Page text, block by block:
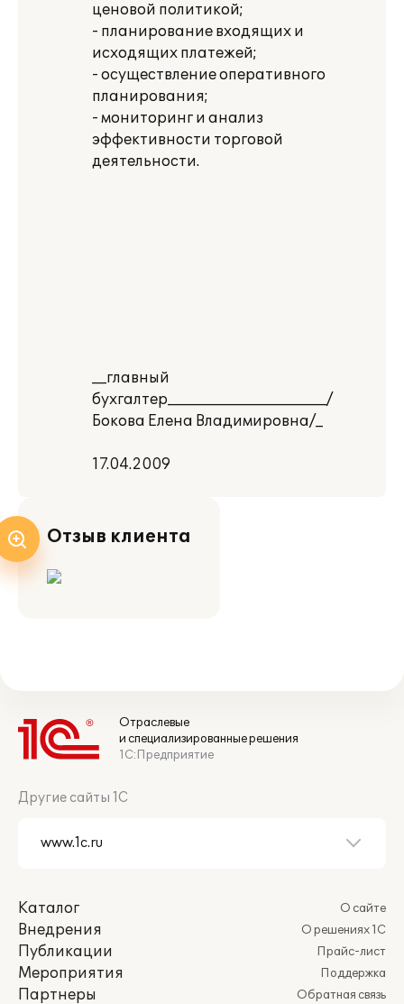
ценовой политикой;
- планирование входящих и
исходящих платежей;
- осуществление оперативного
планирования;
- мониторинг и анализ
эффективности торговой
деятельности.
__главный
бухгалтер______________________/
Бокова Елена Владимировна/_
17.04.2009
Отзыв клиента
Отраслевые
и специализированные решения
1С:Предприятие
Другие сайты 1С
Каталог
Внедрения
Публикации
Мероприятия
Партнеры
О сайте
О решениях 1С
Прайс-лист
Поддержка
Обратная связь